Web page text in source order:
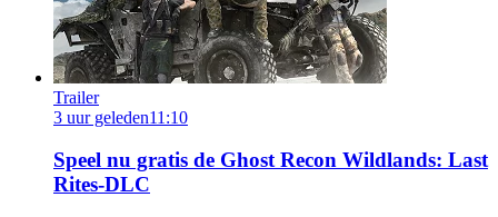
Trailer
3 uur geleden11:10
Speel nu gratis de Ghost Recon Wildlands: Last
Rites-DLC